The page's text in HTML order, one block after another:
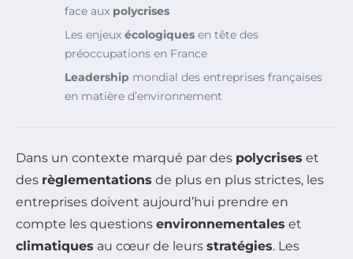
face aux polycrises
Les enjeux écologiques en tête des
préoccupations en France
Leadership mondial des entreprises françaises
en matière d’environnement
Dans un contexte marqué par des polycrises et
des règlementations de plus en plus strictes, les
entreprises doivent aujourd’hui prendre en
compte les questions environnementales et
climatiques au cœur de leurs stratégies. Les